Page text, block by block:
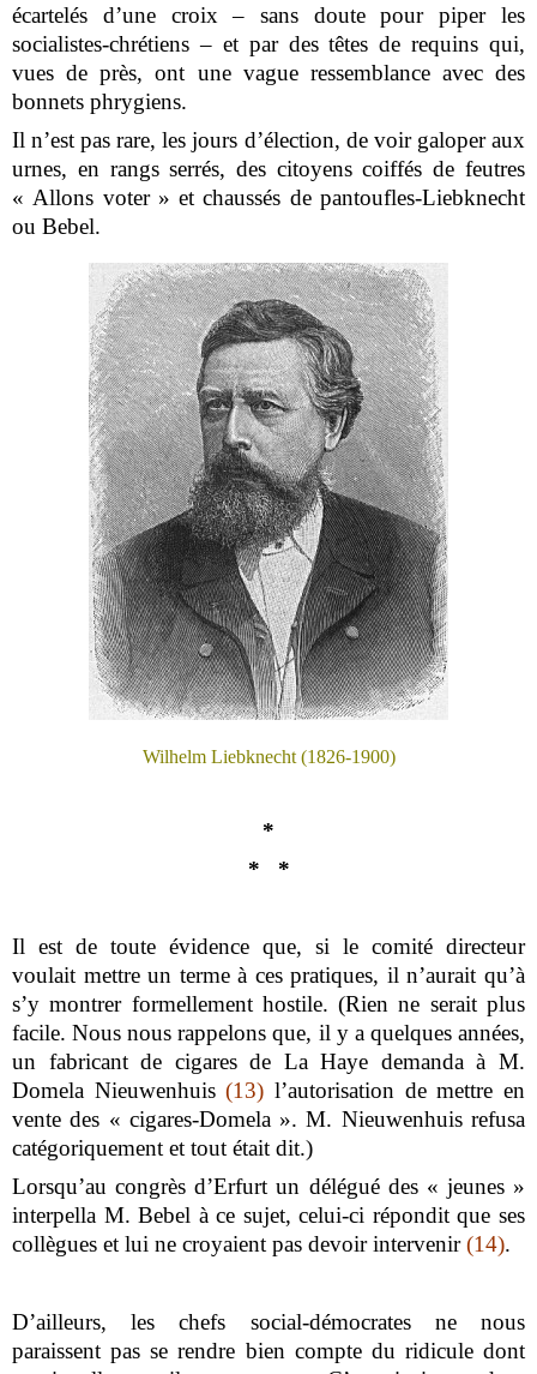
écartelés d’une croix – sans doute pour piper les
socialistes-chrétiens – et par des têtes de requins qui,
vues de près, ont une vague ressemblance avec des
bonnets phrygiens.
Il n’est pas rare, les jours d’élection, de voir galoper aux
urnes, en rangs serrés, des citoyens coiffés de feutres
« Allons voter » et chaussés de pantoufles-Liebknecht
ou Bebel.
Wilhelm Liebknecht (1826-1900)
*
* *
Il est de toute évidence que, si le comité directeur
voulait mettre un terme à ces pratiques, il n’aurait qu’à
s’y montrer formellement hostile. (Rien ne serait plus
facile. Nous nous rappelons que, il y a quelques années,
un fabricant de cigares de La Haye demanda à M.
Domela Nieuwenhuis(13) l’autorisation de mettre en
vente des « cigares-Domela ». M. Nieuwenhuis refusa
catégoriquement et tout était dit.)
Lorsqu’au congrès d’Erfurt un délégué des « jeunes »
interpella M. Bebel à ce sujet, celui-ci répondit que ses
collègues et lui ne croyaient pas devoir intervenir(14).
D’ailleurs, les chefs social-démocrates ne nous
paraissent pas se rendre bien compte du ridicule dont